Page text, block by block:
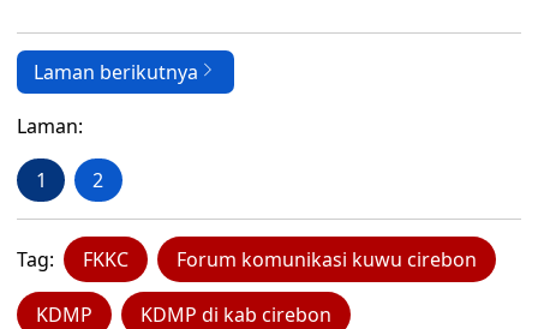
Laman berikutnya
Laman:
1 2
Tag: FKKC Forum komunikasi kuwu cirebon
KDMP KDMP di kab cirebon